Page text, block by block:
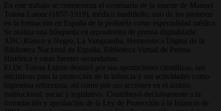
En este trabajo se conmemora el centenario de la muerte de Manuel
Tolosa Latour (1857-1919), médico madrileño, uno de los pioneros
en la formación en España de la pediatría como especialidad médica.
Se realiza una búsqueda en repositorios de prensa digitalizada:
ABC-Blanco y Negro, La Vanguardia, Hemeroteca Digital de la
Biblioteca Nacional de España, Biblioteca Virtual de Prensa
Histórica y otras fuentes secundarias.
El Dr. Tolosa Latour destacó por sus aportaciones científicas, sus
iniciativas para la protección de la infancia y sus actividades como
higienista reformista, así como por sus acciones en el ámbito
institucional, social y legislativo. Contribuyó decisivamente a la
formulación y aprobación de la Ley de Protección a la Infancia de